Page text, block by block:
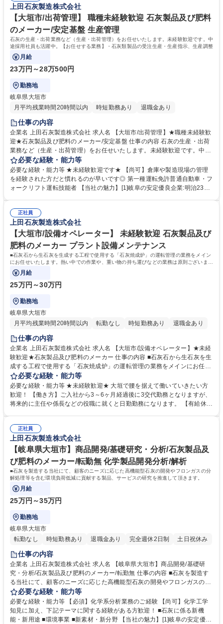
上田石灰製造株式会社
【大垣市/出荷管理】 職種未経験歓迎 石灰製品及び肥料
のメーカー/安定基盤 生産管理
石灰の生産・出荷業務など（生産・出荷管理）をお任せいたします。未経験歓迎です。中
途採用社員も活躍中。【お任せする業務】・石灰類製品の受注生産・生産指示、生産調整
月給
23万円～28万500円
勤務地
岐阜県大垣市
月平均残業時間20時間以内
時短勤務あり 退職金あり
仕事の内容
企業名 上田石灰製造株式会社 求人名 【大垣市/出荷管理】★職種未経験歓
迎★石灰製品及び肥料のメーカー/安定基盤 仕事の内容 石灰の生産・出荷
業務など（生産・出荷管理）をお任せいたします。未経験歓迎です。中途
採用社員も活躍中。【お任せする業務】・石灰類製品の受注生産・生産指
示、生産調整 ・石灰類製品の包装・袋詰め（フレコンバッグ、20kg袋）
・製品在庫の管理、製品の出荷指示 ・出荷検査 ・燃料の受入検査 ・主に
石灰等の製品の生産および生産管理を行っていただきます。作業員に指示
場7～8割、デスクワーク2～3割程度です。 募集職種 【大垣市/出荷管理】
★職種未経験歓迎★石灰製品及び肥料のメーカー/安定基盤
必要な経験・能力等
必要な経験・能力等 ★未経験歓迎です★ 【尚可】倉庫や製造現場の管理
を経験された方だと慣れるのが早いです◎ 第一種運転免許普通自動車・フ
ォークリフト運転技能者 【当社の魅力】[1]岐阜の安定優良企業:明治23年
日もしっかりとれるので家族との時間を大切にしていただくことができま
す。【年間休日に関して】年間休日120日ですが、有給休暇を入社月に応
じて2～10日付与いたします。 学歴・資格 学歴：大学院 大学 高専 短大
専修学校 高校 語学力： 資格：第一種運転免許普通自動車 フォークリフト
運転者
正社員
上田石灰製造株式会社
【大垣市/設備オペレーター】 未経験歓迎 石灰製品及び
肥料のメーカー プラント設備メンテナンス
■石灰石から生石灰を生成する工程で使用する「石灰焼成炉」の運転管理の業務をメイン
にお任せいたします。熱い中での作業や、重い物の持ち運びなどの業務は原則ございませ
んのでご安心ください。室内作業◎
月給
25万円～30万円
勤務地
岐阜県大垣市
月平均残業時間20時間以内
転勤なし 時短勤務あり 退職金あり
仕事の内容
企業名 上田石灰製造株式会社 求人名 【大垣市/設備オペレーター】★未経
験歓迎★石灰製品及び肥料のメーカー 仕事の内容 ■石灰石から生石灰を生
成する工程で使用する「石灰焼成炉」の運転管理の業務をメインにお任せ
いたします。熱い中での作業や、重い物の持ち運びなどの業務は原則ござ
いませんのでご安心ください。室内作業◎ 【業務詳細】[1]石灰焼成炉の
運転管理:機械トラブルが発生していないかの監視を主にお任せします。
その他、生成された生石灰を貯蔵するタンクの切り替えなどの業務、[2]石
っかりOJTがあるのでご安心ください◎ 募集職種 【大垣市/設備オペレー
ター】★未経験歓迎★石灰製品及び肥料のメーカー
必要な経験・能力等
必要な経験・能力等 ★未経験歓迎★ 大垣で腰を据えて働いていきたい方
歓迎！ 【働き方】ご入社から3～6ヶ月経過後に3交代勤務となりますが、
将来的に主任や係長などの役職に就くと日勤勤務になります。 【有給休暇
職に就いていただいたり、その他の業務へのジョブチェンジなどの可能性
もございます 学歴・資格 学歴：大学院 大学 高専 短大 専修学校 高校 語学
力： 資格：第一種運転免許普通自動車
正社員
上田石灰製造株式会社
【岐阜県大垣市】商品開発/基礎研究・分析/石灰製品及
び肥料のメーカー/転勤無 化学製品開発分析/解析
■石灰を製造する当社にて、顧客のニーズに応じた高機能型石灰の開発やフロンガスの分
解処理等を含む環境負荷低減に貢献する製品、サービスの研究を推進して頂きます。
月給
25万円～35万円
勤務地
岐阜県大垣市
転勤なし
時短勤務あり 退職金あり 完全週休2日制 土日祝休み
仕事の内容
企業名 上田石灰製造株式会社 求人名 【岐阜県大垣市】商品開発/基礎研
究・分析/石灰製品及び肥料のメーカー/転勤無 仕事の内容 ■石灰を製造す
る当社にて、顧客のニーズに応じた高機能型石灰の開発やフロンガスの分
解処理等を含む環境負荷低減に貢献する製品、サービスの研究を推進して
頂きます。 業務内容：石灰類の成分分析、無機系試料の分析、フロンガス
の分析、分析表の作成および発行など （ICP-MS、GC-MS、蛍光X線分析
装置、原子吸光光度計など) 募集職種 【岐阜県大垣市】商品開発/基礎研
必要な経験・能力等
必要な経験・能力等 【必須】化学系分析業務のご経験 【尚可】化学工学
知見に加え、下記テーマに関する経験がある方歓迎！ ■石灰に係る新機
能・新用途 ■環境事業 ■新素材・新分野 【当社の魅力】[1]岐阜の安定優良